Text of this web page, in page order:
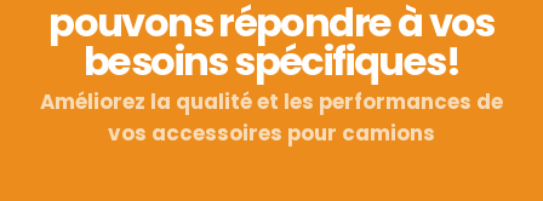
pouvons répondre à vos
besoins spécifiques!
Améliorez la qualité et les performances de
vos accessoires pour camions